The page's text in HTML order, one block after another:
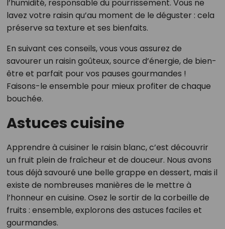
l’humidité, responsable du pourrissement. Vous ne
lavez votre raisin qu’au moment de le déguster : cela
préserve sa texture et ses bienfaits.
En suivant ces conseils, vous vous assurez de
savourer un raisin goûteux, source d’énergie, de bien-
être et parfait pour vos pauses gourmandes !
Faisons-le ensemble pour mieux profiter de chaque
bouchée.
Astuces cuisine
Apprendre à cuisiner le raisin blanc, c’est découvrir
un fruit plein de fraîcheur et de douceur. Nous avons
tous déjà savouré une belle grappe en dessert, mais il
existe de nombreuses manières de le mettre à
l’honneur en cuisine. Osez le sortir de la corbeille de
fruits : ensemble, explorons des astuces faciles et
gourmandes.